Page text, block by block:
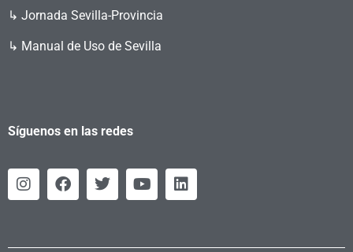
↳ Jornada Sevilla-Provincia
↳ Manual de Uso de Sevilla
Síguenos en las redes